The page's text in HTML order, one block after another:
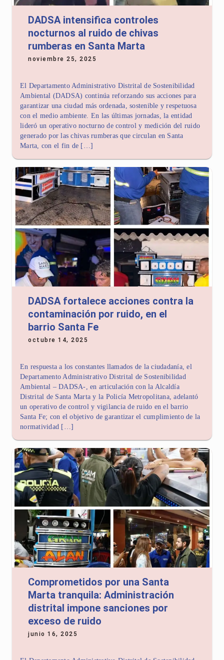
DADSA intensifica controles
nocturnos al ruido de chivas
rumberas en Santa Marta
noviembre 25, 2025
El Departamento Administrativo Distrital de Sostenibilidad
Ambiental (DADSA) continúa reforzando sus acciones para
garantizar una ciudad más ordenada, sostenible y respetuosa
con el medio ambiente. En las últimas jornadas, la entidad
lideró un operativo nocturno de control y medición del ruido
generado por las chivas rumberas que circulan en Santa
Marta, con el fin de […]
DADSA fortalece acciones contra la
contaminación por ruido, en el
barrio Santa Fe
octubre 14, 2025
En respuesta a los constantes llamados de la ciudadanía, el
Departamento Administrativo Distrital de Sostenibilidad
Ambiental – DADSA-, en articulación con la Alcaldía
Distrital de Santa Marta y la Policía Metropolitana, adelantó
un operativo de control y vigilancia de ruido en el barrio
Santa Fe; con el objetivo de garantizar el cumplimiento de la
normatividad […]
Comprometidos por una Santa
Marta tranquila: Administración
distrital impone sanciones por
exceso de ruido
junio 16, 2025